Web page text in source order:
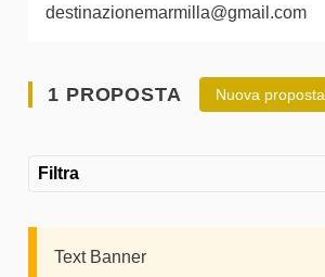
destinazionemarmilla@gmail.com
1 PROPOSTA Nuova proposta
Filtra
Text Banner